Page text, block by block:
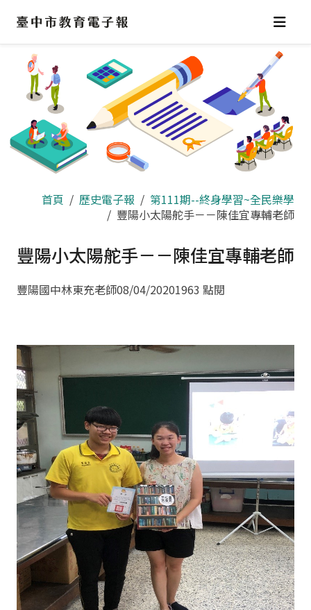
區
首頁 歷史電子報
第111期--終身學習~全民樂學
豐陽小太陽舵手－－陳佳宜專輔老師
豐陽小太陽舵手－－陳佳宜專輔老師
豐陽國中林東充老師08/04/20201963 點閱